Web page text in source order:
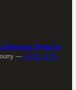
Vente de
— 04 66 24 37